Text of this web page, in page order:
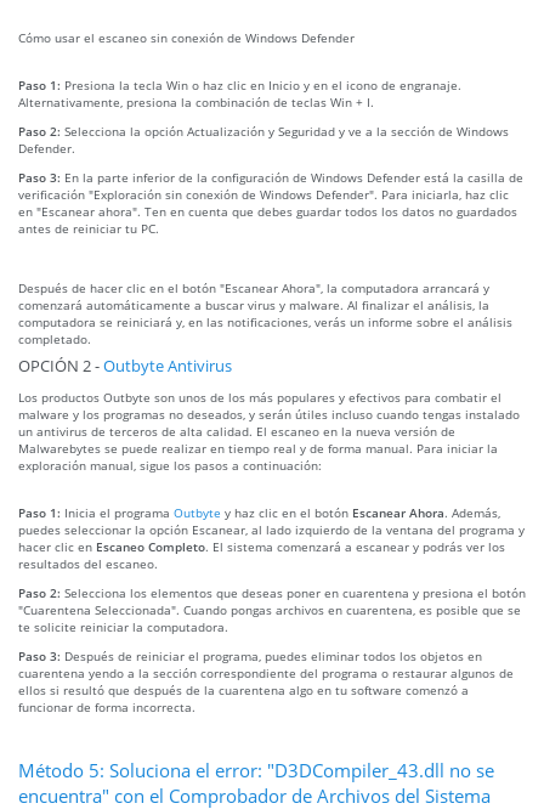
Cómo usar el escaneo sin conexión de Windows Defender
Paso 1: Presiona la tecla Win o haz clic en Inicio y en el icono de engranaje.
Alternativamente, presiona la combinación de teclas Win + I.
Paso 2: Selecciona la opción Actualización y Seguridad y ve a la sección de Windows
Defender.
Paso 3: En la parte inferior de la configuración de Windows Defender está la casilla de
verificación "Exploración sin conexión de Windows Defender". Para iniciarla, haz clic
en "Escanear ahora". Ten en cuenta que debes guardar todos los datos no guardados
antes de reiniciar tu PC.
Después de hacer clic en el botón "Escanear Ahora", la computadora arrancará y
comenzará automáticamente a buscar virus y malware. Al finalizar el análisis, la
computadora se reiniciará y, en las notificaciones, verás un informe sobre el análisis
completado.
OPCIÓN 2 -Outbyte Antivirus
Los productos Outbyte son unos de los más populares y efectivos para combatir el
malware y los programas no deseados, y serán útiles incluso cuando tengas instalado
un antivirus de terceros de alta calidad. El escaneo en la nueva versión de
Malwarebytes se puede realizar en tiempo real y de forma manual. Para iniciar la
exploración manual, sigue los pasos a continuación:
Paso 1: Inicia el programa Outbyte y haz clic en el botón Escanear Ahora. Además,
puedes seleccionar la opción Escanear, al lado izquierdo de la ventana del programa y
hacer clic en Escaneo Completo. El sistema comenzará a escanear y podrás ver los
resultados del escaneo.
Paso 2: Selecciona los elementos que deseas poner en cuarentena y presiona el botón
"Cuarentena Seleccionada". Cuando pongas archivos en cuarentena, es posible que se
te solicite reiniciar la computadora.
Paso 3: Después de reiniciar el programa, puedes eliminar todos los objetos en
cuarentena yendo a la sección correspondiente del programa o restaurar algunos de
ellos si resultó que después de la cuarentena algo en tu software comenzó a
funcionar de forma incorrecta.
Método 5: Soluciona el error: "D3DCompiler_43.dll no se
encuentra" con el Comprobador de Archivos del Sistema